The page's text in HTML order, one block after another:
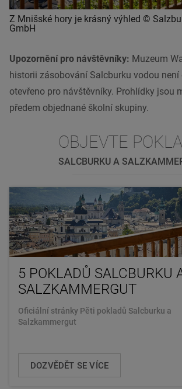
Z Mnišské hory je krásný výhled ©
GmbH
Upozornění pro návštěvníky: Muzeum
historii zásobování Salcburku vodou není
otevřeno pro návštěvníky. Prohlídky jsou
předem objednané školní skupiny.
OBJEVTE
SALCBURKU A
5 POKLADŮ SALCBURKU
SALZKAMMERGUT
Oficiální stránky Pěti pokladů Salcburku a
Salzkammergut
DOZVĚDĚT SE VÍCE